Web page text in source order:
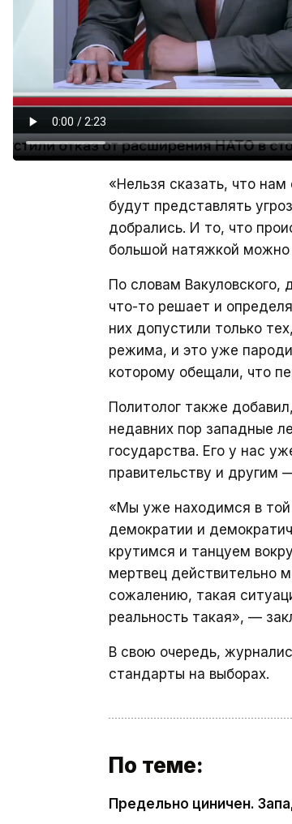
«Нельзя сказать, что
будут представлять
добрались. И то, что
большой натяжкой
По словам
что-то решает и
них допустили только
режима, и это уже
которому обещали, что
Политолог также
недавних пор западные
государства. Его у нас
правительству и другим
«Мы уже находимся в той
демократии и
крутимся и танцуем
мертвец действительно
сожалению, такая
реальность такая», —
В свою очередь,
стандарты на выборах.
По теме:
Предельно циничен.